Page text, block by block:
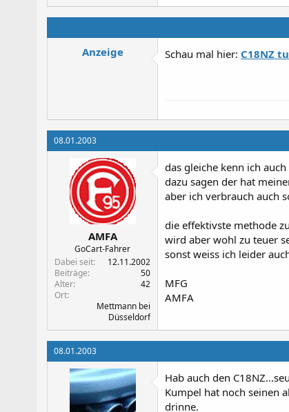
Anzeige Schau mal hier: C18NZ
08.01.2003
AMFA
GoCart-Fahrer
Dabei seit
12.11.2002
Beiträge
50
Alter
42
Ort
Mettmann bei
Düsseldorf
das gleiche kenn ich
dazu sagen der hat
aber ich verbrauch auch
die effektivste methode
wird aber wohl zu teuer
sonst weiss ich leider
MFG
AMFA
08.01.2003
Hab auch den
Kumpel hat noch seinen
drinne.